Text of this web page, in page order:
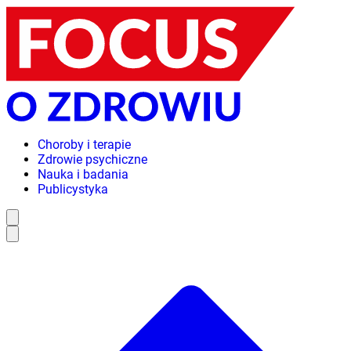
Choroby i terapie
Zdrowie psychiczne
Nauka i badania
Publicystyka